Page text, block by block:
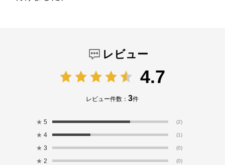
レビュー
4.7
レビュー件数：3件
★ 5 (2)
★ 4 (1)
★ 3 (0)
★ 2 (0)